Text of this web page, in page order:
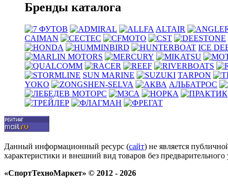
Бренды каталога
ALTAIR
CAIMAN
ICE
SUN MARINE
TARPON
YOKO
АЛЬБАТРОС
Данный информационный ресурс (сайт) не является
характеристики и внешний вид товаров без предварительного
«СпортТехноМаркет» © 2012 - 2026